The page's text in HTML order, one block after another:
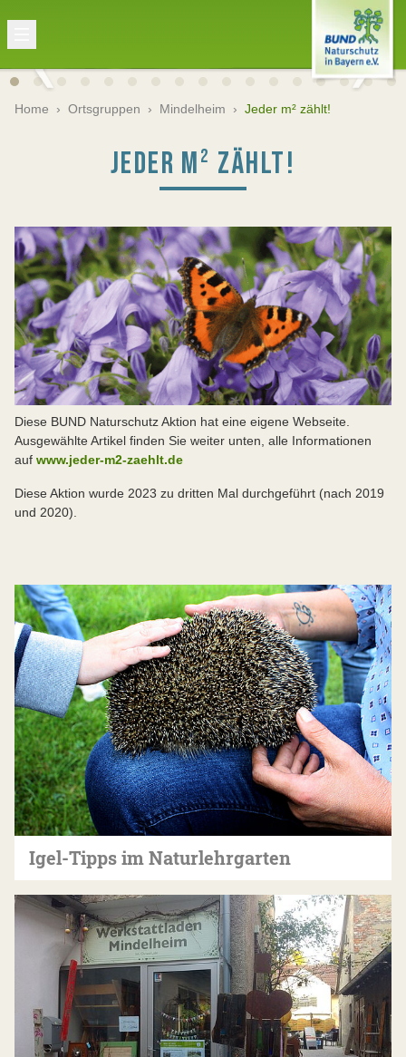
Home › Ortsgruppen › Mindelheim › Jeder m² zählt!
JEDER M² ZÄHLT!
Diese BUND Naturschutz Aktion hat eine eigene Webseite.
Ausgewählte Artikel finden Sie weiter unten, alle Informationen
auf www.jeder-m2-zaehlt.de
Diese Aktion wurde 2023 zu dritten Mal durchgeführt (nach 2019
und 2020).
Igel-Tipps im Naturlehrgarten